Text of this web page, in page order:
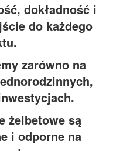
dokładność i
do każdego
zarówno na
żelbetowe są
i odporne na